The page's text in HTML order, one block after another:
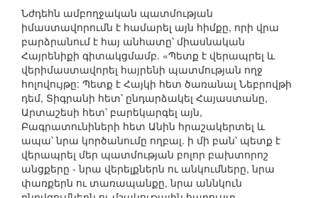
Նժդեհն ամբողջական պատմության
իմաստավորումն է համարել այն հիմքը, որի վրա
բարձրանում է հայ անհատը՝ միասնական
Հայրենիքի գիտակցմամբ. «Պետք է վերապրել և
վերիմաստավորել հայրենի պատմության ողջ
հոլովույթը: Պետք է Հայկի հետ ծառանալ Նեբրովթի
դեմ, Տիգրանի հետ՝ ընդարձակել Հայաստանը,
Արտաշեսի հետ՝ բարեկարգել այն,
Բագրատունիների հետ Անին հրաշակերտել և
ապա՝ նրա կործանումը ողբալ. ի մի բան՝ պետք է
վերապրել մեր պատմության բոլոր բախտորոշ
անցքերը - նրա վերելքներն ու անկումները, նրա
փառքերն ու տառապանքը, նրա աննկուն